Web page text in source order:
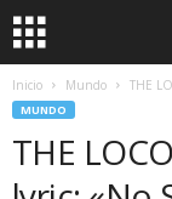
Inicio Mundo THE
MUNDO
THE